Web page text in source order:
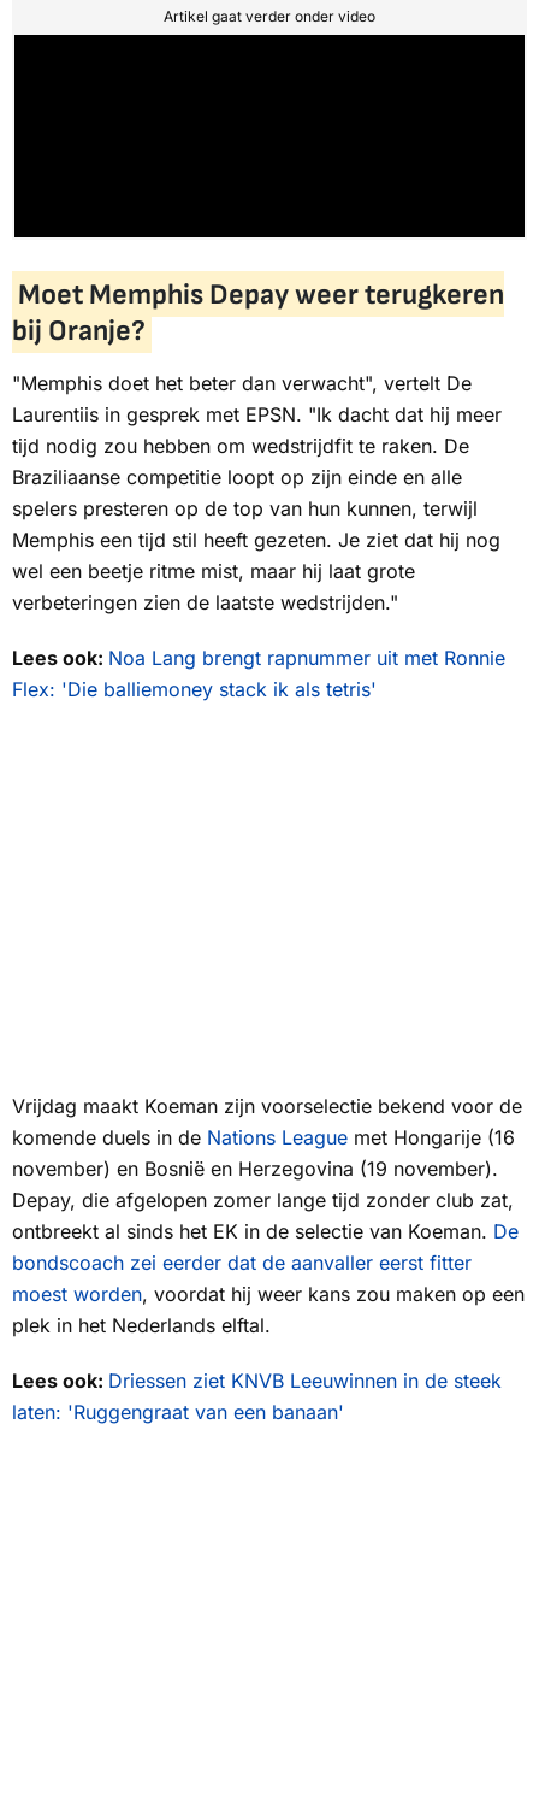
Artikel gaat verder onder video
Moet Memphis Depay weer terugkeren
bij Oranje?
"Memphis doet het beter dan verwacht", vertelt De
Laurentiis in gesprek met EPSN. "Ik dacht dat hij meer
tijd nodig zou hebben om wedstrijdfit te raken. De
Braziliaanse competitie loopt op zijn einde en alle
spelers presteren op de top van hun kunnen, terwijl
Memphis een tijd stil heeft gezeten. Je ziet dat hij nog
wel een beetje ritme mist, maar hij laat grote
verbeteringen zien de laatste wedstrijden."
Lees ook: Noa Lang brengt rapnummer uit met Ronnie
Flex: 'Die balliemoney stack ik als tetris'
Vrijdag maakt Koeman zijn voorselectie bekend voor de
komende duels in de Nations League met Hongarije (16
november) en Bosnië en Herzegovina (19 november).
Depay, die afgelopen zomer lange tijd zonder club zat,
ontbreekt al sinds het EK in de selectie van Koeman. De
bondscoach zei eerder dat de aanvaller eerst fitter
moest worden, voordat hij weer kans zou maken op een
plek in het Nederlands elftal.
Lees ook: Driessen ziet KNVB Leeuwinnen in de steek
laten: 'Ruggengraat van een banaan'